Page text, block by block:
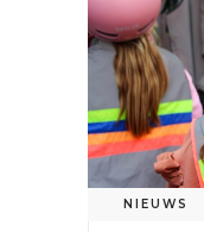
NIEUWS